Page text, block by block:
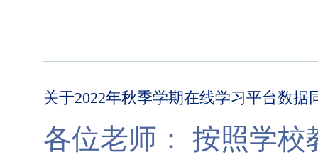
关于2022年秋季学期在线学习平台数
各位老师：